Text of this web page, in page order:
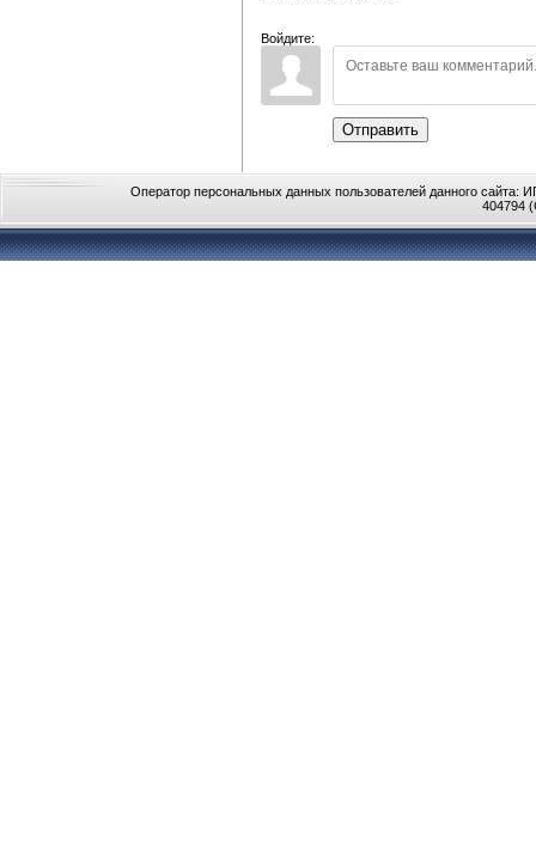
Войдите:
Отправить
Оператор персональных данных пользователей данного
404794